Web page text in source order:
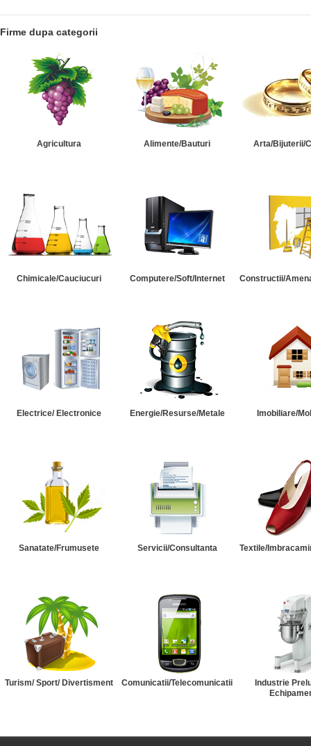
Firme dupa categorii
Agricultura Alimente/Bauturi Arta/Bijuterii/
Chimicale/Cauciucuri Computere/Soft/Internet Constructii/
Electrice/ Electronice Energie/Resurse/Metale Imobiliare/
Sanatate/Frumusete Servicii/Consultanta Textile/
Turism/ Sport/ Divertisment Comunicatii/Telecomunicatii
Industrie